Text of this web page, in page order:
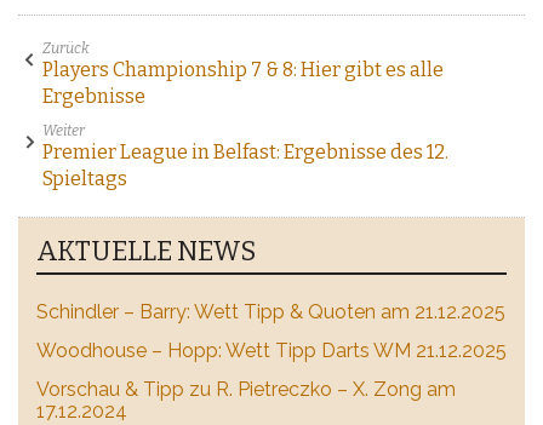
Zurück
Players Championship 7 & 8: Hier gibt es alle
Ergebnisse
Weiter
Premier League in Belfast: Ergebnisse des 12.
Spieltags
AKTUELLE NEWS
Schindler – Barry: Wett Tipp & Quoten am 21.12.2025
Woodhouse – Hopp: Wett Tipp Darts WM 21.12.2025
Vorschau & Tipp zu R. Pietreczko – X. Zong am
17.12.2024